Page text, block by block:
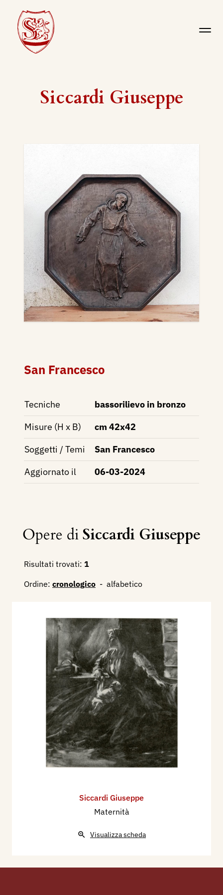
Siccardi Giuseppe
San Francesco
Tecniche
bassorilievo in bronzo
Misure (H x B)
cm 42x42
Soggetti / Temi
San Francesco
Aggiornato il
06-03-2024
Opere diSiccardi Giuseppe
Risultati trovati: 1
Ordine: cronologico - alfabetico
Siccardi Giuseppe
Maternità
Visualizza scheda